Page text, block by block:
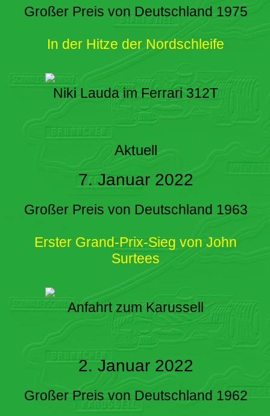
Großer Preis von Deutschland 1975
In der Hitze der Nordschleife
Niki Lauda im Ferrari 312T
Aktuell
7. Januar 2022
Großer Preis von Deutschland 1963
Erster Grand-Prix-Sieg von John
Surtees
Anfahrt zum Karussell
2. Januar 2022
Großer Preis von Deutschland 1962